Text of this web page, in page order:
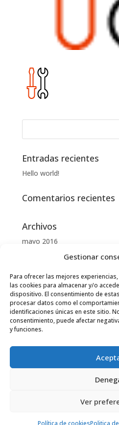
Gestionar
Para ofrecer las mejores
las cookies para almacenar y/o
dispositivo. El consentimiento de
procesar datos como el
identificaciones únicas en este sitio.
consentimiento, puede afectar
y funciones.
Ver
Política de cookiesPolitica
Entradas recientes
Hello world!
Comentarios recientes
Archivos
mayo 2016
Uncategorized
Meta
Acceder
Futuria